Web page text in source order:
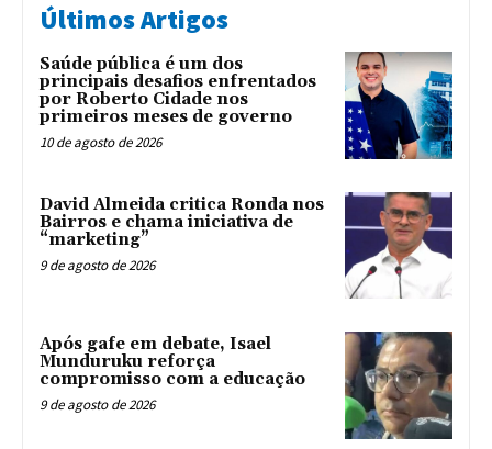
Últimos Artigos
Saúde pública é um dos
principais desafios enfrentados
por Roberto Cidade nos
primeiros meses de governo
10 de agosto de 2026
David Almeida critica Ronda nos
Bairros e chama iniciativa de
“marketing”
9 de agosto de 2026
Após gafe em debate, Isael
Munduruku reforça
compromisso com a educação
9 de agosto de 2026